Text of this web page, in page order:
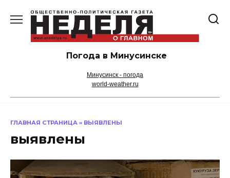
содержанию
Погода в Минусинске
Минусинск - погода
world-weather.ru
ГЛАВНАЯ СТРАНИЦА » ВЫЯВЛЕНЫ
выявлены